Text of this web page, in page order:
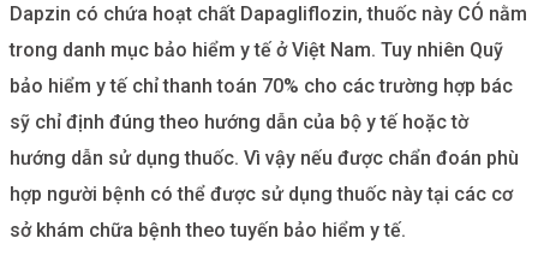
Dapzin có chứa hoạt chất Dapagliflozin, thuốc này CÓ nằm
trong danh mục bảo hiểm y tế ở Việt Nam. Tuy nhiên Quỹ
bảo hiểm y tế chỉ thanh toán 70% cho các trường hợp bác
sỹ chỉ định đúng theo hướng dẫn của bộ y tế hoặc tờ
hướng dẫn sử dụng thuốc. Vì vậy nếu được chẩn đoán phù
hợp người bệnh có thể được sử dụng thuốc này tại các cơ
sở khám chữa bệnh theo tuyến bảo hiểm y tế.